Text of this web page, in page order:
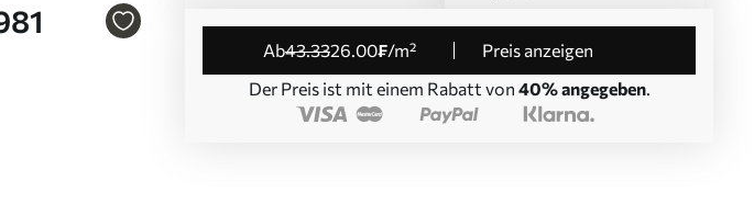
ab43.3326.00₣/m²
Preis anzeigen
Der Preis ist mit einem Rabatt von 40% angegeben.